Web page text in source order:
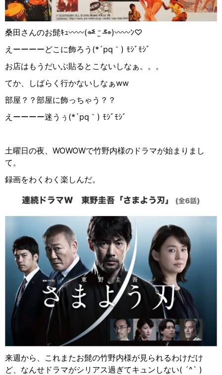
桑田さんのお髭ｷｭ〰〰(⌯˃̶᷄ ⁻̫ ˂̶᷄⌯)〰〰ﾝ♡
えーーーーどこに飾ろう (*´pq ｀ ) ﾓｼﾞﾓｼﾞ
お店はもうだいぶ貼るとこないしなぁ。。。
てか、しばらく行かないしなぁw‪w‪
部屋？？部屋に飾っちゃう？？
えーーーー迷うぅ (*´pq ｀ ) ﾓｼﾞﾓｼﾞ
土曜日の夜、 WOWOWで竹野内様のドラマが始まりまし
て。
録画をわくわく楽しんだ。
来週から、これまたお髭の竹野内様が見られるわけだけ
ど、なんせドラマがシリアス過ぎてキュンしない( ´^` )